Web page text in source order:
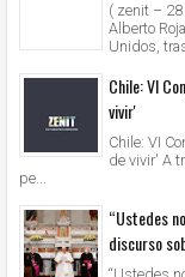
( zenit –
Alberto
Unidos,
Chile: VI
vivir'
Chile: VI
de vivir' A
pe...
“Ustedes
discurso